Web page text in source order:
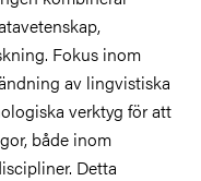
Fokus inom
av lingvistiska
verktyg för att
både inom
Detta